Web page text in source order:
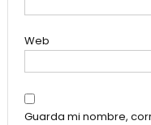
Web
Guarda mi nombre,